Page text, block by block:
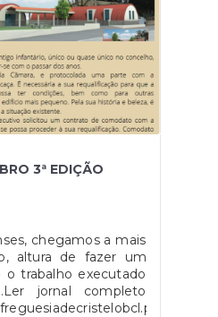
3ª EDIÇÃO
chegamos a mais
altura de fazer um
trabalho executado
jornal completo
ficheiros/